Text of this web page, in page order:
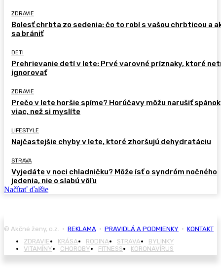
ZDRAVIE
Bolesť chrbta zo sedenia: čo to robí s vašou chrbticou a
sa brániť
DETI
Prehrievanie detí v lete: Prvé varovné príznaky, ktoré
ignorovať
ZDRAVIE
Prečo v lete horšie spíme? Horúčavy môžu narušiť spánok
viac, než si myslíte
LIFESTYLE
Najčastejšie chyby v lete, ktoré zhoršujú dehydratáciu
STRAVA
Vyjedáte v noci chladničku? Môže ísť o syndróm nočného
jedenia, nie o slabú vôľu
Načítať ďalšie
© Akčné ženy, o.z. • REKLAMA • PRAVIDLÁ A PODMIENKY • KONTAKT
ZDRAVIE
KRÁSA RODINA STRAVA
BYLINKY
VITAMÍNY
CHOROBY FITNESS KORONAVÍRUS